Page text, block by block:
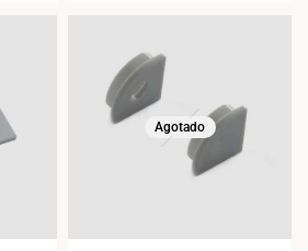
Agotado